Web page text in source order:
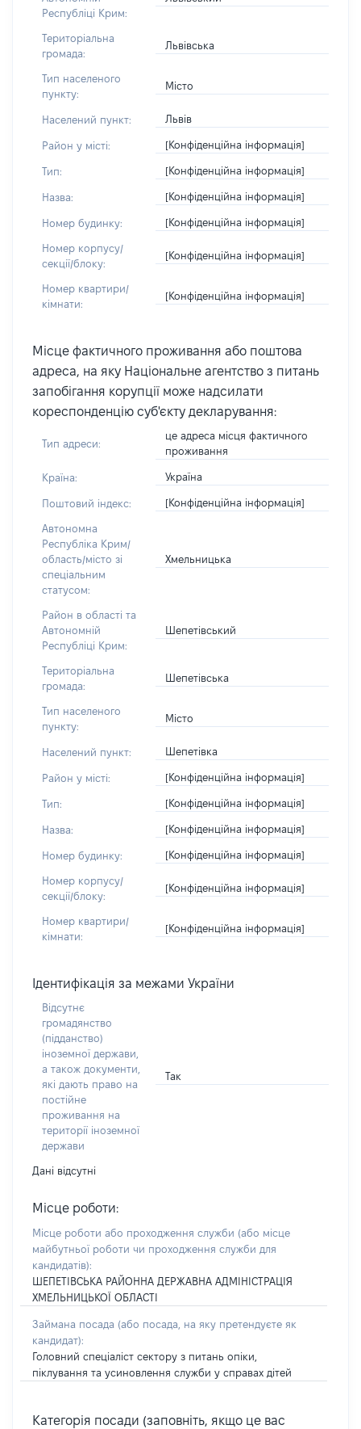
Республіці Крим:
Територіальна
громада:
Львівська
Тип населеного
пункту:
Місто
Населений пункт: Львів
Район у місті: [Конфіденційна інформація]
Тип: [Конфіденційна інформація]
Назва: [Конфіденційна інформація]
Номер будинку: [Конфіденційна інформація]
Номер корпусу/
секції/блоку:
[Конфіденційна інформація]
Номер квартири/
кімнати:
[Конфіденційна інформація]
Місце фактичного проживання або поштова
адреса, на яку Національне агентство з питань
запобігання корупції може надсилати
кореспонденцію суб'єкту декларування:
Тип адреси:
це адреса місця фактичного
проживання
Країна: Україна
Поштовий індекс: [Конфіденційна інформація]
Автономна
Республіка Крим/
область/місто зі
спеціальним
статусом:
Хмельницька
Район в області та
Автономній
Республіці Крим:
Шепетівський
Територіальна
громада:
Шепетівська
Тип населеного
пункту:
Місто
Населений пункт: Шепетівка
Район у місті: [Конфіденційна інформація]
Тип: [Конфіденційна інформація]
Назва: [Конфіденційна інформація]
Номер будинку: [Конфіденційна інформація]
Номер корпусу/
секції/блоку:
[Конфіденційна інформація]
Номер квартири/
кімнати:
[Конфіденційна інформація]
Ідентифікація за межами України
Відсутнє
громадянство
(підданство)
іноземної держави,
а також документи,
які дають право на
постійне
проживання на
території іноземної
держави
Так
Дані відсутні
Місце роботи:
Місце роботи або проходження служби (або місце
майбутньої роботи чи проходження служби для
кандидатів):
ШЕПЕТІВСЬКА РАЙОННА ДЕРЖАВНА АДМІНІСТРАЦІЯ
ХМЕЛЬНИЦЬКОЇ ОБЛАСТІ
Займана посада (або посада, на яку претендуєте як
кандидат):
Головний спеціаліст сектору з питань опіки,
піклування та усиновлення служби у справах дітей
Категорія посади (заповніть, якщо це вас